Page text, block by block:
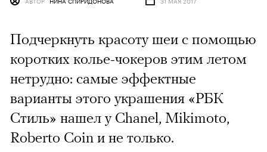
Подчеркнуть красоту шеи с помощью
коротких колье-чокеров этим летом
нетрудно: самые эффектные
варианты этого украшения «РБК
Стиль» нашел у Chanel, Mikimoto,
Roberto Coin и не только.